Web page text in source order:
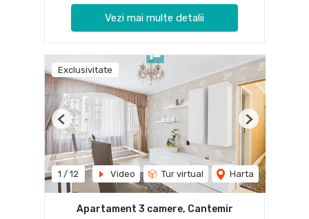
Vezi mai multe detalii
Exclusivitate
1 / 12 Video Tur virtual Harta
Previous Next
Apartament 3 camere, Cantemir